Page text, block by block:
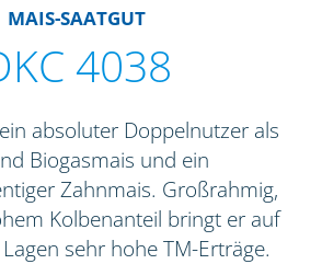
MAIS-SAATGUT
4038
absoluter Doppelnutzer als
Biogasmais und ein
Zahnmais. Großrahmig,
Kolbenanteil bringt er auf
sehr hohe TM-Erträge.